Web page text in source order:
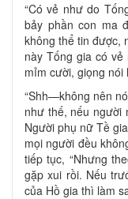
“Có vẻ như do
bảy phần con ma
không thể tin được,
này Tống gia có vẻ
mỉm cười, giọng nói
“Shh—không nên
như thế, nếu người
Người phụ nữ Tề
mọi người đều
tiếp tục, “Nhưng
gặp xui rồi. Nếu
của Hồ gia thì làm